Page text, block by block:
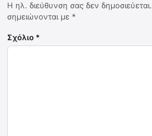
Η ηλ. διεύθυνση σας δεν δημοσιεύεται.
σημειώνονται με *
Σχόλιο *